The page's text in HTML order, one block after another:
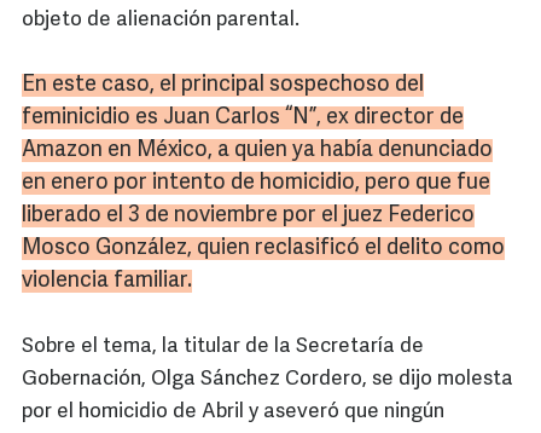
objeto de alienación parental.
En este caso, el principal sospechoso del
feminicidio es Juan Carlos “N”, ex director de
Amazon en México, a quien ya había denunciado
en enero por intento de homicidio, pero que fue
liberado el 3 de noviembre por el juez Federico
Mosco González, quien reclasificó el delito como
violencia familiar.
Sobre el tema, la titular de la Secretaría de
Gobernación, Olga Sánchez Cordero, se dijo molesta
por el homicidio de Abril y aseveró que ningún